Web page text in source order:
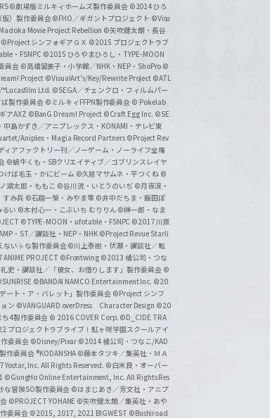
©劇場版ミルキィホームズ製作委員会 ©2014 ひろ
）製作委員会©FHO／ギガントプロジェクト ©Visu
Movie Project Rebellion ©矢吹健太朗・長谷
©Project シンフォギアＧＸ ©2015 プロジェクトラブ
・FSNPC ©2015 ひろやまひろし・TYPE-MOON
員会 ©高橋留美子・小学館／NHK・NEP・ShoPro ©
Project ©VisualArt's/Key/Rewrite Project ©ATL
Ltd. ©SEGA／チェンクロ・フィルムパー
製作委員会 ©ミルキィFFPN製作委員会 © Pokelab
アAXZ ©BanG Dream! Project ©Craft Egg Inc. ©SE
中島かずき／アニプレックス・KONAMI・テレビ東
Aniplex・Magia Record Partners ©Project Rev
アファクトリー刊／ノーゲーム・ノーライフ全権
©蝸牛くも・SBクリエイティブ／ゴブリンスレイヤ
ば毛玉・かにビーム ©久慈マサムネ・平つくね ©
湖太郎・ももこ ©谷川流・いとうのいぢ ©月夜涙・
み兵 ©石踏一榮・みやま零 ©井中だちま・飯田ぽ
い ©木村心一・こぶいち むりりん ©榊一郎・なま
©TYPE-MOON・ufotable・FSNPC ©2017 川原
・ST／講談社・NEP・NHK ©Project Revue Starli
ない♭な製作委員会©川上泰樹・伏瀬・講談社／転
PROJECT ©Frontwing ©2013 橘公司・つな
吏・講談社／「彼女、お借りします」製作委員会 ©
©BANDAI NAMCO Entertainment Inc. ©20
ート・ア・バレット」製作委員会 ©Project シンフ
ン ©VANGUARD overDress Character Design ©20
4製作委員会 © 2016 COVER Corp. ©D_CIDE TRA
プロジェクトラブライブ！虹ヶ咲学園スクールアイ
委員会 ©Disney/Pixar ©2014 橘公司・つなこ/KAD
作委員会 ®KODANSHA ©藤本タツキ／集英社・ＭＡ
Yostar, Inc. All Rights Reserved. ©白米良・オーバー
©GungHo Online Entertainment, Inc. All Rights Res
な冒険SO製作委員会 ©はまじあき／芳文社・アニプ
©PROJECT YOHANE ©矢吹健太朗／集英社・あや
委員会 ©2015, 2017, 2021 BIGWEST ©Bushiroad